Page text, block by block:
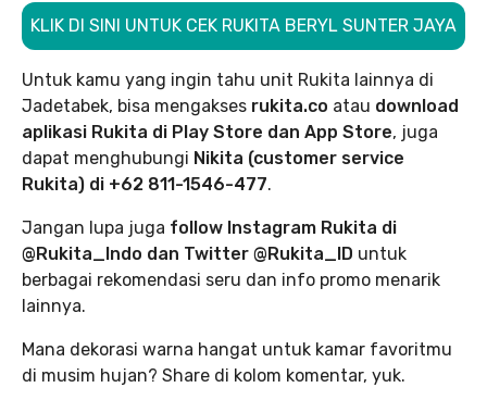
KLIK DI SINI UNTUK CEK RUKITA BERYL SUNTER JAYA
Untuk kamu yang ingin tahu unit Rukita lainnya di
Jadetabek, bisa mengakses rukita.co atau download
aplikasi Rukita di Play Store dan App Store, juga
dapat menghubungi Nikita (customer service
Rukita) di +62 811-1546-477.
Jangan lupa juga follow Instagram Rukita di
@Rukita_Indo dan Twitter @Rukita_ID untuk
berbagai rekomendasi seru dan info promo menarik
lainnya.
Mana dekorasi warna hangat untuk kamar favoritmu
di musim hujan? Share di kolom komentar, yuk.